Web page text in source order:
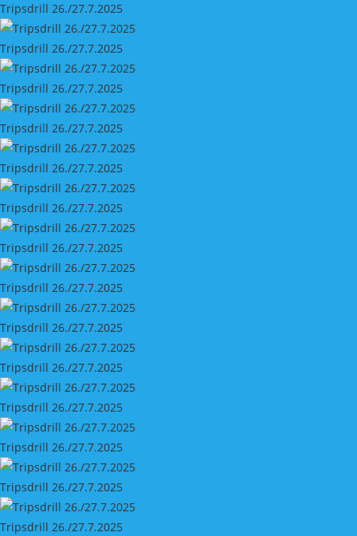
Tripsdrill 26./27.7.2025
Tripsdrill 26./27.7.2025
Tripsdrill 26./27.7.2025
Tripsdrill 26./27.7.2025
Tripsdrill 26./27.7.2025
Tripsdrill 26./27.7.2025
Tripsdrill 26./27.7.2025
Tripsdrill 26./27.7.2025
Tripsdrill 26./27.7.2025
Tripsdrill 26./27.7.2025
Tripsdrill 26./27.7.2025
Tripsdrill 26./27.7.2025
Tripsdrill 26./27.7.2025
Tripsdrill 26./27.7.2025